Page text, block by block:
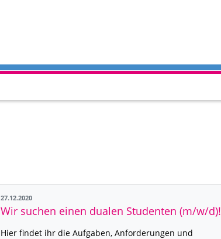
27.12.2020
Wir suchen einen dualen Studenten (m/w/d)!
Hier findet ihr die Aufgaben, Anforderungen und